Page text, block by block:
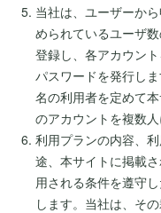
当社は、ユーザーか
められているユーザ
登録し、各アカウン
パスワードを発行し
名の利用者を定めて
のアカウントを複数
利用プランの内容、
途、本サイトに掲載
用される条件を遵守
します。当社は、そ